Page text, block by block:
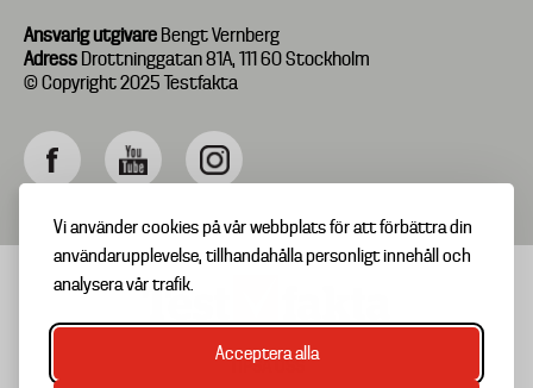
Vi använder cookies på vår webbplats för att förbättra din
användarupplevelse, tillhandahålla personligt innehåll och
analysera vår trafik.
Acceptera alla
Ansvarig utgivare Bengt Vernberg
Adress Drottninggatan 81A, 111 60 Stockholm
© Copyright 2025 Testfakta
TIPSA OSS